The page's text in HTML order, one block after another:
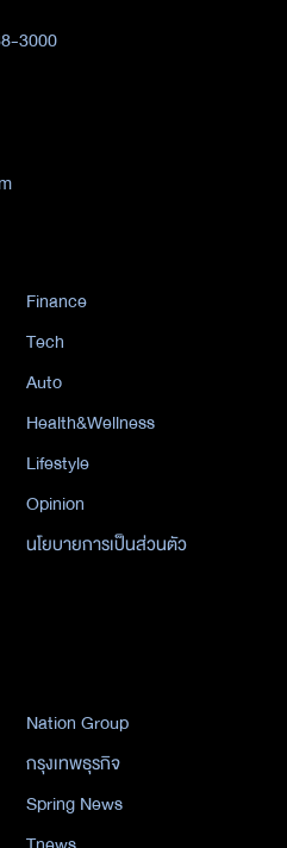
3000
Finance
Tech
Auto
Health&Wellness
Lifestyle
Opinion
นโยบายการเป็นส่วนตัว
Nation Group
กรุงเทพธุรกิจ
Spring News